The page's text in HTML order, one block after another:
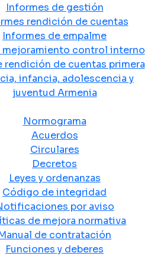
Informes de gestión
rendición de cuentas
Informes de empalme
mejoramiento control interno
rendición de cuentas primera
infancia, adolescencia y
juventud Armenia
Normograma
Acuerdos
Circulares
Decretos
Leyes y ordenanzas
Código de integridad
por aviso
de mejora normativa
de contratación
Funciones y deberes